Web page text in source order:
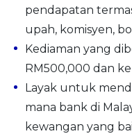
pendapatan
upah, komisyen,
Kediaman yang
RM500,000 dan
Layak untuk
mana bank di
kewangan yang